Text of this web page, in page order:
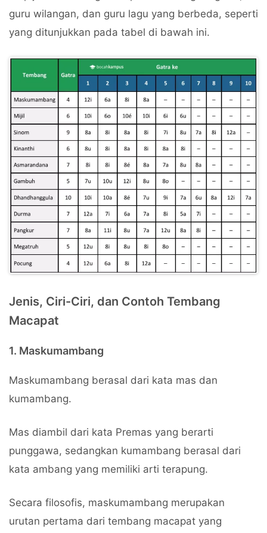
guru wilangan, dan guru lagu yang berbeda, seperti
yang ditunjukkan pada tabel di bawah ini.
Jenis, Ciri-Ciri, dan Contoh Tembang
Macapat
1. Maskumambang
Maskumambang berasal dari kata mas dan
kumambang.
Mas diambil dari kata Premas yang berarti
punggawa, sedangkan kumambang berasal dari
kata ambang yang memiliki arti terapung.
Secara filosofis, maskumambang merupakan
urutan pertama dari tembang macapat yang